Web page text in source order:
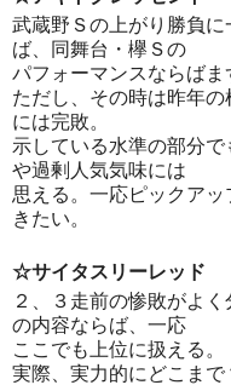
武蔵野Ｓの上がり勝負に
ば、同舞台・欅Ｓの
パフォーマンスならばま
ただし、その時は昨年
には完敗。
示している水準の部分
や過剰人気気味には
思える。一応ピックア
きたい。
☆サイタスリーレッド
２、３走前の惨敗がよ
の内容ならば、一応
ここでも上位に扱える。
実際、実力的にどこま